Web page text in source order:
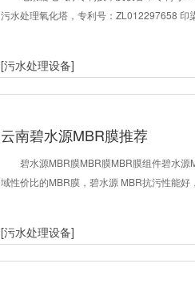
污水处理氧化塔，专利号：ZL012297658 印
[污水处理设备]
云南碧水源MBR膜推荐
碧水源MBR膜MBR膜MBR膜组件碧水
域性价比的MBR膜，碧水源 MBR抗污性能好
[污水处理设备]